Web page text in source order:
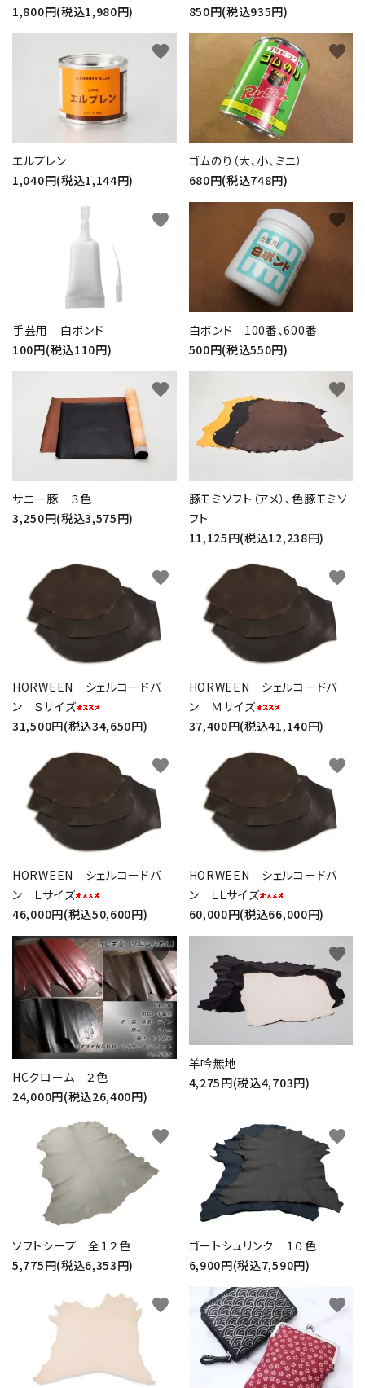
1,800円(税込1,980円)
850円(税込935円)
エルプレン
1,040円(税込1,144円)
favorite
ゴムのり（大、小、ミニ）
680円(税込748円)
favorite
手芸用 白ボンド
100円(税込110円)
favorite
白ボンド 100番、600番
500円(税込550円)
favorite
サニー豚 ３色
3,250円(税込3,575円)
favorite
豚モミソフト（アメ）、色豚モミソ
フト
11,125円(税込12,238円)
favorite
HORWEEN シェルコードバ
ン Ｓサイズ
31,500円(税込34,650円)
favorite
HORWEEN シェルコードバ
ン Ｍサイズ
37,400円(税込41,140円)
favorite
HORWEEN シェルコードバ
ン Ｌサイズ
46,000円(税込50,600円)
favorite
HORWEEN シェルコードバ
ン ＬＬサイズ
60,000円(税込66,000円)
favorite
HCクローム ２色
24,000円(税込26,400円)
favorite
羊吟無地
4,275円(税込4,703円)
favorite
ソフトシープ 全１２色
5,775円(税込6,353円)
favorite
ゴートシュリンク １０色
6,900円(税込7,590円)
favorite
favorite favorite
キーワード
close